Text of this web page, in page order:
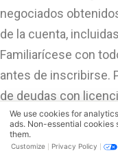
negociados
de la cuenta,
Familiarícese con
antes de inscribirse.
de deudas con
varios otros
interacciones con
We use cookies for
ads. Non-essential cookies
them.
Customize Privacy Policy